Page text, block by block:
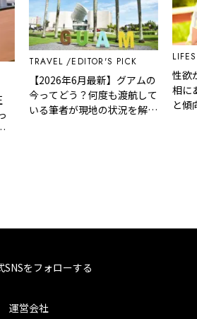
TRAVEL EDITOR'S PICK
【2026年6月最新】グアムの
今ってどう？何度も渡航して
いる筆者が現地の状況を解
性欲
相に
と傾
SNSをフォローする
運営会社